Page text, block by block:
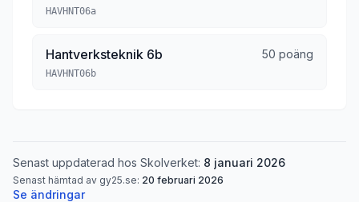
HAVHNT06a
Hantverksteknik 6b 50 poäng
HAVHNT06b
Senast uppdaterad hos Skolverket: 8 januari 2026
Senast hämtad av gy25.se: 20 februari 2026
Se ändringar